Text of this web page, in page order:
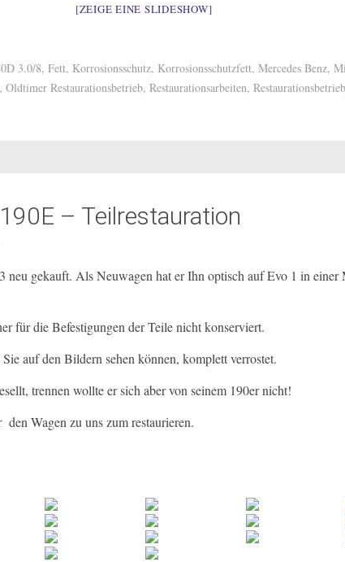
[ZEIGE EINE SLIDESHOW]
3.0/8, Fett, Korrosionsschutz, Korrosionsschutzfett, Mercedes Benz,
, Oldtimer Restaurationsbetrieb, Restaurationsarbeiten, Restaurationsbetrieb
– Teilrestauration
neu gekauft. Als Neuwagen hat er Ihn optisch auf Evo 1 in einer
für die Befestigungen der Teile nicht konserviert.
auf den Bildern sehen können, komplett verrostet.
trennen wollte er sich aber von seinem 190er nicht!
Wagen zu uns zum restaurieren.